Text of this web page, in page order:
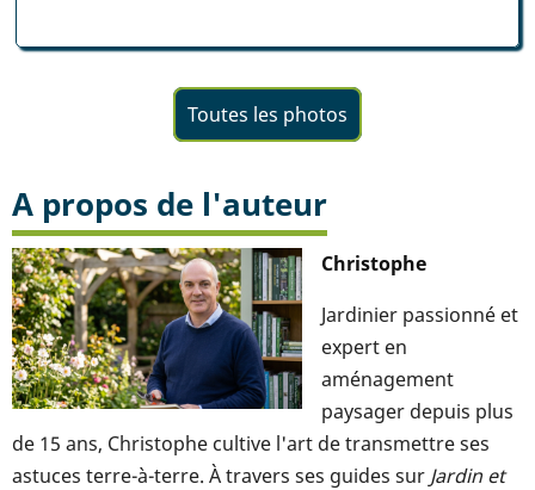
Toutes les photos
A propos de l'auteur
Christophe
Jardinier passionné et
expert en
aménagement
paysager depuis plus
de 15 ans, Christophe cultive l'art de transmettre ses
astuces terre-à-terre. À travers ses guides sur Jardin et